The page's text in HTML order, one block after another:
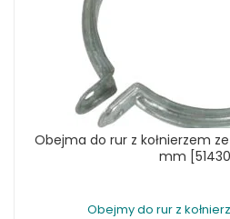
Obejma do rur z kołnierzem
mm
Obejmy do rur z